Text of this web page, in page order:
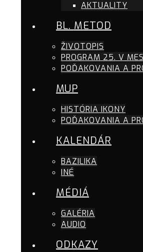
AKTUALITY
BL. METOD
ŽIVOTOPIS
PROGRAM 25. V
POĎAKOVANIA A
MUP
HISTÓRIA IKONY
POĎAKOVANIA A
KALENDÁR
BAZILIKA
INÉ
MÉDIÁ
GALÉRIA
AUDIO
ODKAZY